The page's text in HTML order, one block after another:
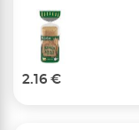
2.16 €